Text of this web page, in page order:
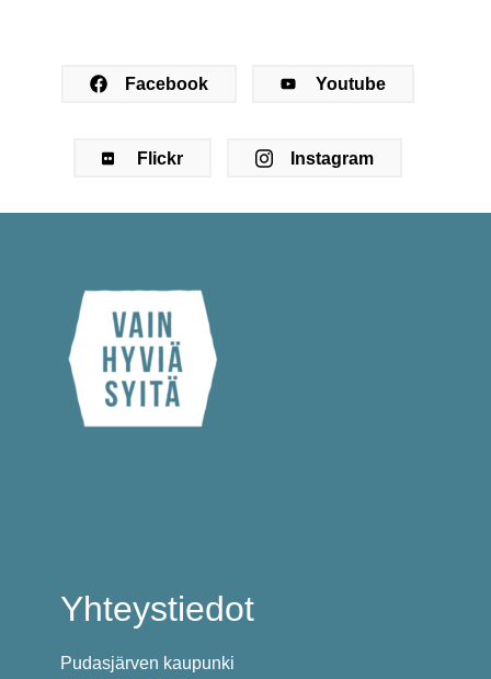
Facebook Youtube
Flickr Instagram
Yhteystiedot
Pudasjärven kaupunki